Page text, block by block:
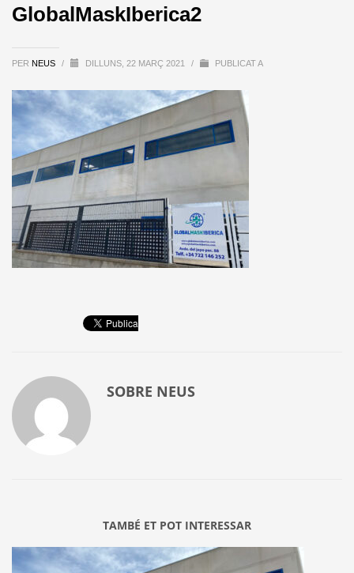
GlobalMaskIberica2
PER NEUS / DILLUNS, 22 MARÇ 2021 / PUBLICAT A
SOBRE NEUS
TAMBÉ ET POT INTERESSAR